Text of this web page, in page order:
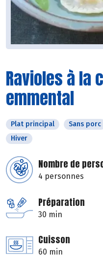
Ravioles à la
emmental
Plat principal Sans porc
Hiver
Nombre de
4 personnes
Préparation
30 min
Cuisson
60 min